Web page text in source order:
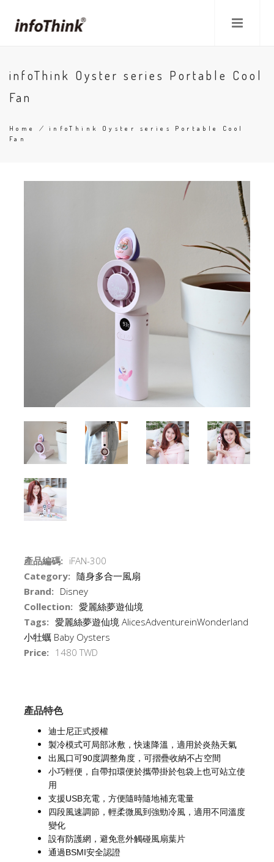
main
infoThink Oyster series Portable Cool
Fan
Breadcrumb
Home / infoThink Oyster series Portable Cool
Fan
產品編碼: iFAN-300
Category: 隨身多合一風扇
Brand: Disney
Collection: 愛麗絲夢遊仙境
Tags: 愛麗絲夢遊仙境 AlicesAdventureinWonderland
小牡蠣 Baby Oysters
Price: 1480 TWD
產品特色
迪士尼正式授權
製冷模式可局部冰敷，快速降溫，適用於炎熱天氣
出風口可90度調整角度，可摺疊收納不占空間
小巧輕便，自帶扣環便於攜帶掛於包袋上也可站立使
用
支援USB充電，方便隨時隨地補充電量
四段風速調節，輕柔微風到強勁冷風，適用不同溫度
變化
設有防護網，避免意外觸碰風扇葉片
通過BSMI安全認證